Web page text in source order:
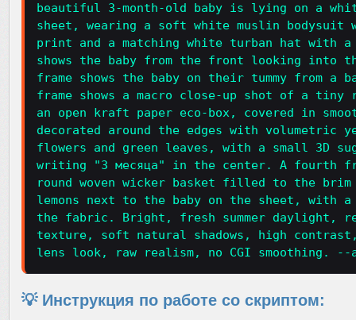
beautiful 3-month-old baby is lying on a
sheet, wearing a soft white muslin bodysuit
print and a matching white turban hat with a
shows the baby from the front looking into
frame shows the baby on their tummy from a
frame shows a macro close-up shot of a tiny
an open kraft paper eco-box, covered in
decorated around the edges with volumetric
flowers and green leaves, with a small 3D
writing "3 месяца" in the center. A fourth
round woven wicker basket filled to the
lemons next to the baby on the sheet, with a
the fabric. Bright, fresh summer daylight,
texture, soft natural shadows, high
lens look, raw realism, no CGI smoothing.
💡 Инструкция по работе со скриптом: